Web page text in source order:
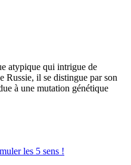
atypique qui intrigue de
Russie, il se distingue par son
à une mutation génétique
les 5 sens !